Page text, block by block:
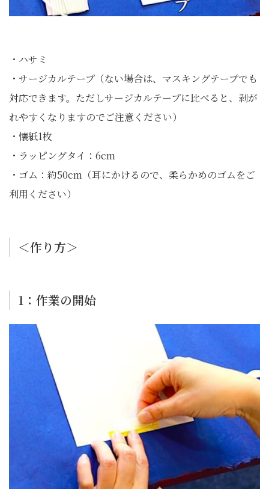
・ハサミ
・サージカルテープ（ない場合は、マスキングテープでも
対応できます。ただしサージカルテープに比べると、剥が
れやすくなりますのでご注意ください）
・懐紙1枚
・ラッピングタイ：6cm
・ゴム：約50cm（耳にかけるので、柔らかめのゴムをご
利用ください）
＜作り方＞
1：作業の開始